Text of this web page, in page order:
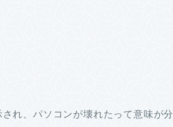
れ、パソコンが壊れたって意味が分